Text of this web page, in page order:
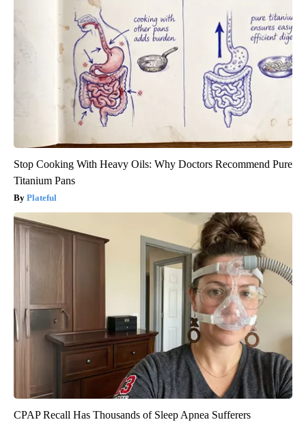
Stop Cooking With Heavy Oils: Why Doctors Recommend Pure
Titanium Pans
Plateful
CPAP Recall Has Thousands of Sleep Apnea Sufferers